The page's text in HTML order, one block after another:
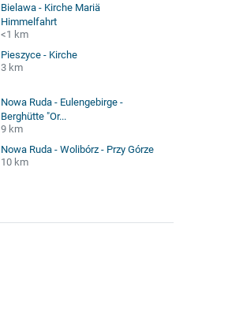
Bielawa - Kirche Mariä
Himmelfahrt
<1 km
Pieszyce - Kirche
3 km
Nowa Ruda - Eulengebirge -
Berghütte "Or...
9 km
Nowa Ruda - Wolibórz - Przy Górze
10 km